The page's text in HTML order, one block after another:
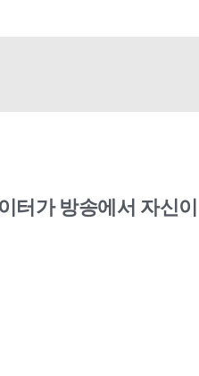
가 방송에서 자신